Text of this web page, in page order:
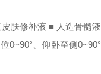
肤修补液 ■ 人造骨髓液
0~90°、仰卧至侧0~90°